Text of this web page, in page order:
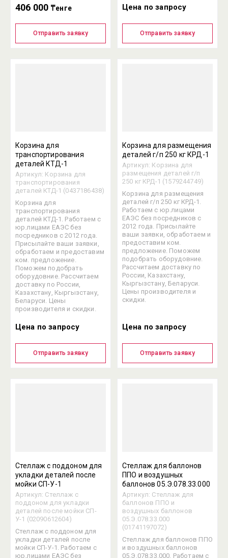
406 000 ₸енге
Отправить заявку
Цена по запросу
Отправить заявку
Корзина для
транспортирования
деталей КТД-1
Артикул: Корзина для
транспортирования
деталей КТД-1 (0437186438)
Корзина для
транспортирования
деталей КТД-1. Работаем с
юр.лицами ЕАЭС без
посредников с 2012 года.
Присылайте ваши заявки,
обработаем и предоставим
ком. предложение.
Поможем подобрать
оборудовние. Рассчитаем
доставку по России,
Казахстану, Кыргызстану,
Беларуси. Цены
производителя и скидки.
Цена по запросу
Отправить заявку
Корзина для размещения
деталей г/п 250 кг КРД-1
Артикул: Корзина для
размещения деталей г/п
250 кг КРД-1 (1579244749)
Корзина для размещения
деталей г/п 250 кг КРД-1.
Работаем с юр.лицами
ЕАЭС без посредников с
2012 года. Присылайте
ваши заявки, обработаем и
предоставим ком.
предложение. Поможем
подобрать оборудовние.
Рассчитаем доставку по
России, Казахстану,
Кыргызстану, Беларуси.
Цены производителя и
скидки.
Цена по запросу
Отправить заявку
Стеллаж с поддоном для
укладки деталей после
мойки СП-У-1
Артикул: Стеллаж с
поддоном для укладки
деталей после мойки СП-
У-1 (02090612604)
Стеллаж с поддоном для
укладки деталей после
мойки СП-У-1. Работаем с
юр.лицами ЕАЭС без
Стеллаж для баллонов
ППО и воздушных
баллонов 05.Э.078.33.000
Артикул: Стеллаж для
баллонов ППО и
воздушных баллонов
05.Э.078.33.000
(01741197072)
Стеллаж для баллонов ППО
и воздушных баллонов
05.Э.078.33.000. Работаем с